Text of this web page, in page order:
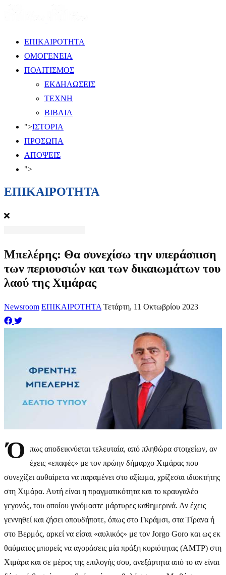
ΕΠΙΚΑΙΡΟΤΗΤΑ
ΟΜΟΓΕΝΕΙΑ
ΠΟΛΙΤΙΣΜΟΣ
ΕΚΔΗΛΩΣΕΙΣ
ΤΕΧΝΗ
ΒΙΒΛΙΑ
">ΙΣΤΟΡΙΑ
ΠΡΟΣΩΠΑ
ΑΠΟΨΕΙΣ
">
ΕΠΙΚΑΙΡΟΤΗΤΑ
Μπελέρης: Θα συνεχίσω την υπεράσπιση
των περιουσιών και των δικαιωμάτων του
λαού της Χιμάρας
Newsroom ΕΠΙΚΑΙΡΟΤΗΤΑ Τετάρτη, 11 Οκτωβρίου 2023
Ό
πως αποδεικνύεται τελευταία, από πληθώρα στοιχείων, αν
έχεις «επαφές» με τον πρώην δήμαρχο Χιμάρας που
συνεχίζει αυθαίρετα να παραμένει στο αξίωμα, χρίζεσαι ιδιοκτήτης
στη Χιμάρα. Αυτή είναι η πραγματικότητα και το κραυγαλέο
γεγονός, του οποίου γινόμαστε μάρτυρες καθημερινά. Αν έχεις
γεννηθεί και ζήσει οπουδήποτε, όπως στο Γκράμσι, στα Τίρανα ή
στο Βερμός, αρκεί να είσαι «αυλικός» με τον Jorgo Goro και ως εκ
θαύματος μπορείς να αγοράσεις μία πράξη κυριότητας (AMTP) στη
Χιμάρα και σε μέρος της επιλογής σου, ανεξάρτητα από το αν είναι